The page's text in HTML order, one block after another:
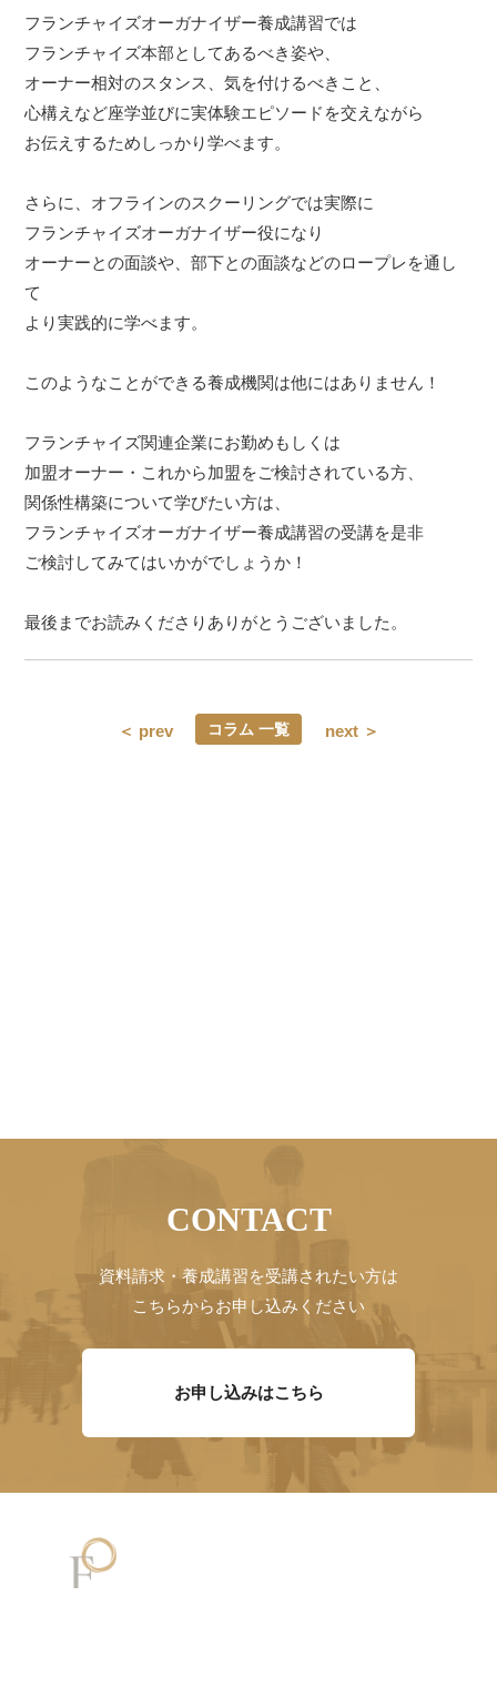
フランチャイズオーガナイザー養成講習では
フランチャイズ本部としてあるべき姿や、
オーナー相対のスタンス、気を付けるべきこと、
心構えなど座学並びに実体験エピソードを交えながら
お伝えするためしっかり学べます。
さらに、オフラインのスクーリングでは実際に
フランチャイズオーガナイザー役になり
オーナーとの面談や、部下との面談などのロープレを通し
て
より実践的に学べます。
このようなことができる養成機関は他にはありません！
フランチャイズ関連企業にお勤めもしくは
加盟オーナー・これから加盟をご検討されている方、
関係性構築について学びたい方は、
フランチャイズオーガナイザー養成講習の受講を是非
ご検討してみてはいかがでしょうか！
最後までお読みくださりありがとうございました。
＜ prev コラム 一覧 next ＞
CONTACT
資料請求・養成講習を受講されたい方は
こちらからお申し込みください
お申し込みはこちら